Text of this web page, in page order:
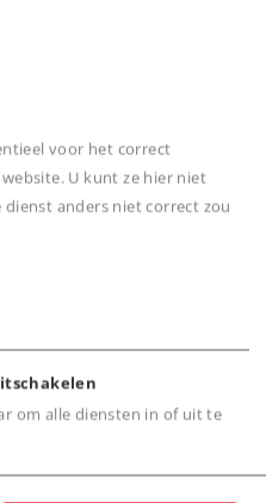
met talrijke los
zonwerende daken.
verouderingssporen,
de set zit in een
voor het correct
U kunt ze hier niet
anders niet correct zou
om alle diensten in of uit te